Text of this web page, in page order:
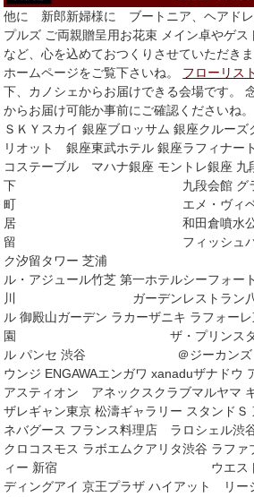
他に 新郎新婦様に ブートニア、ヘアドレ
プルズ ご両親贈呈用お花束 メイン卓やゲ
など、心を込めておつくりさせていただき
ホームページをご覧下さいね。 フローリス
下、カノシェからお届けできる会場です。
からお届け可能か事前にご確認
ＳＫＹスカイ 銀座ブロッサム 銀座クルー
リオット 銀座東武ホテル 銀座ラフィナー
コステーブル マハナ銀座 モントレ銀座 九
下 九段会館 グランド
町 エメ・ヴィベール ル
居 和田倉噴水公園レス
留 フィッシュバンク東
ク汐留タワー 芝浦 インタ
ル・アジュール竹芝 第一ホテルシーフォー
川 ガーデンレストラン八つ山
ル 御殿山ガーデン ラカーザニキ ラフォー
園 ザ・プリンスタワー 東
ル パンセ 渋谷 ＠ジーカンズ @
ウンジ ENGAWAエンガワ xanaduザナドウ
アスティオン アネックスクラブマルヤマ
ザレギャン東京 松濤ギャラリー スタンド
ネバグース フランス料理店 ラロシェル渋
クロコスモス ラボエムクアリタ渋谷 ラフ
ィー 新宿 ウエストシティ
ディングアイ 京王プラザ ハイアット リー